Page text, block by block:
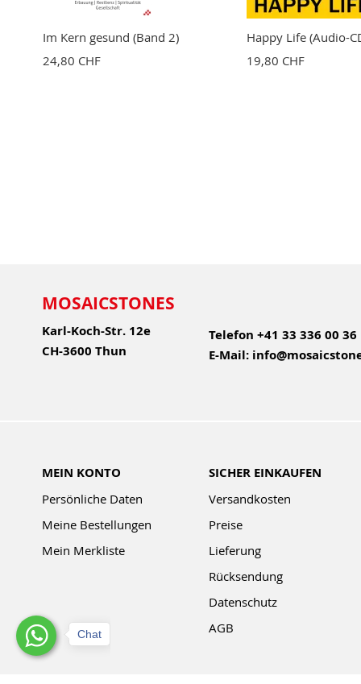
Im Kern gesund (Band 2)
24,80 CHF
Happy Life (Audio-
19,80 CHF
MOSAICSTONES
Karl-Koch-Str. 12e
CH-3600 Thun
Telefon +41 33 336 00 36
E-Mail:
MEIN KONTO
Persönliche Daten
Meine Bestellungen
Mein Merkliste
SICHER EINKAUFEN
Versandkosten
Preise
Lieferung
Rücksendung
Datenschutz
AGB
Chat